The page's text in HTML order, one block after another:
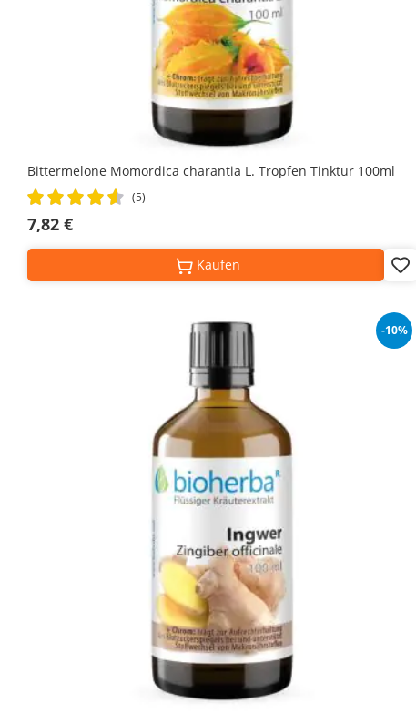
Bittermelone Momordica charantia L. Tropfen Tinktur 100ml
Rating:
(5)
7,82 €
Kaufen
Add
List
-10%